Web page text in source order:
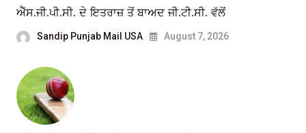
ਐੱਸ.ਜੀ.ਪੀ.ਸੀ. ਦੇ ਇਤਰਾਜ਼ ਤੋਂ ਬਾਅਦ ਜੀ.ਟੀ.ਸੀ. ਵੱਲੋਂ
Sandip Punjab Mail USA August 7, 2026